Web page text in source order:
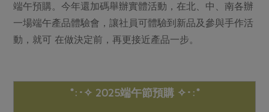
端午預購。今年還加碼舉辦實體活動，在北、中、南各辦
一場端午產品體驗會，讓社員可體驗到新品及參與手作活
動，就可 在做決定前，再更接近產品一步。
*:･✧ 2025端午節預購 ✧･:*